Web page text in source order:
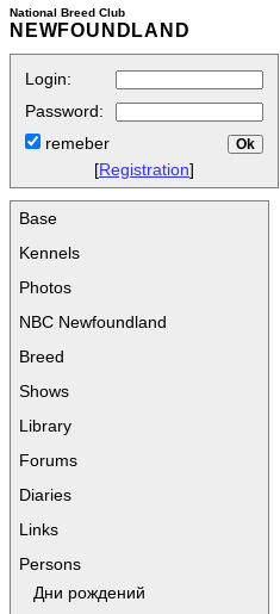
National Breed Club
NEWFOUNDLAND
Login:
Password:
remeber
[Registration]
Base
Kennels
Photos
NBC Newfoundland
Breed
Shows
Library
Forums
Diaries
Links
Persons
Дни рождений